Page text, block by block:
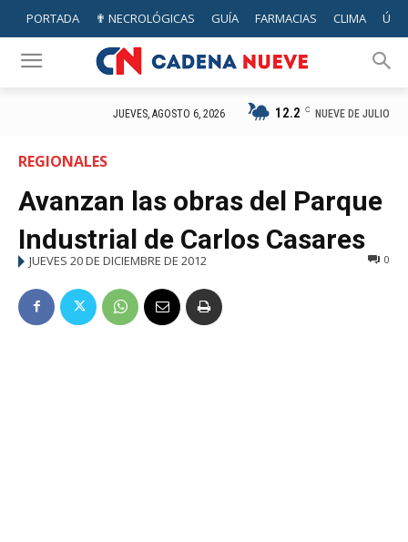
PORTADA ✟ NECROLÓGICAS GUÍA FARMACIAS CLIMA
JUEVES, AGOSTO 6, 2026 12.2 C NUEVE DE JULIO
REGIONALES
Avanzan las obras del Parque
Industrial de Carlos Casares
JUEVES 20 DE DICIEMBRE DE 2012 0